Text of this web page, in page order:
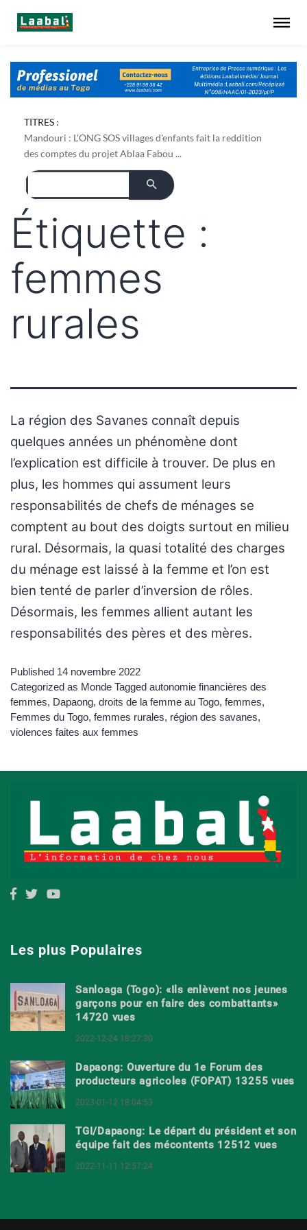
TITRES :
Mandouri : L'ONG SOS villages d'enfants fait la reddition
des comptes du projet Ablaa Fabou ...
projet de culture du bambou ...
Étiquette :
femmes
rurales
La région des Savanes connaît depuis
quelques années un phénomène dont
l’explication est difficile à trouver. De plus en
plus, les hommes qui assument leurs
responsabilités de chefs de ménages se
comptent au bout des doigts surtout en milieu
rural. Désormais, la quasi totalité des charges
du ménage est laissé à la femme et l’on est
bien tenté de parler d’inversion de rôles.
Désormais, les femmes allient autant les
responsabilités des pères et des mères.
Published 14 novembre 2022
Categorized as Monde Tagged autonomie financières des
femmes, Dapaong, droits de la femme au Togo, femmes,
Femmes du Togo, femmes rurales, région des savanes,
violences faites aux femmes
Les plus Populaires
Sanloaga (Togo): «Ils enlèvent nos jeunes
garçons pour en faire des combattants»
14720 vues
2022-12-24 18:27:30
Dapaong: Ouverture du 1e Forum des
producteurs agricoles (FOPAT) 13255 vues
2023-01-12 18:04:53
TGI/Dapaong: Le départ du président et son
équipe fait des mécontents 12512 vues
2022-11-11 12:57:24